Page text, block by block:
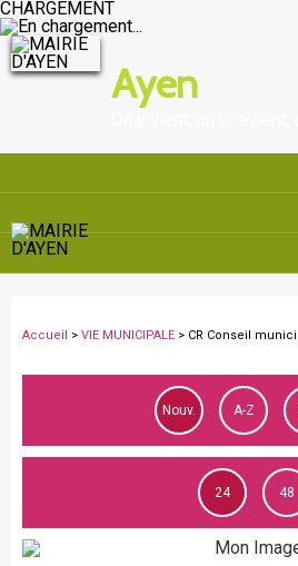
CHARGEMENT
Ayen
Accueil > VIE MUNICIPALE > CR Conseil
Nouv. A-Z
24 48